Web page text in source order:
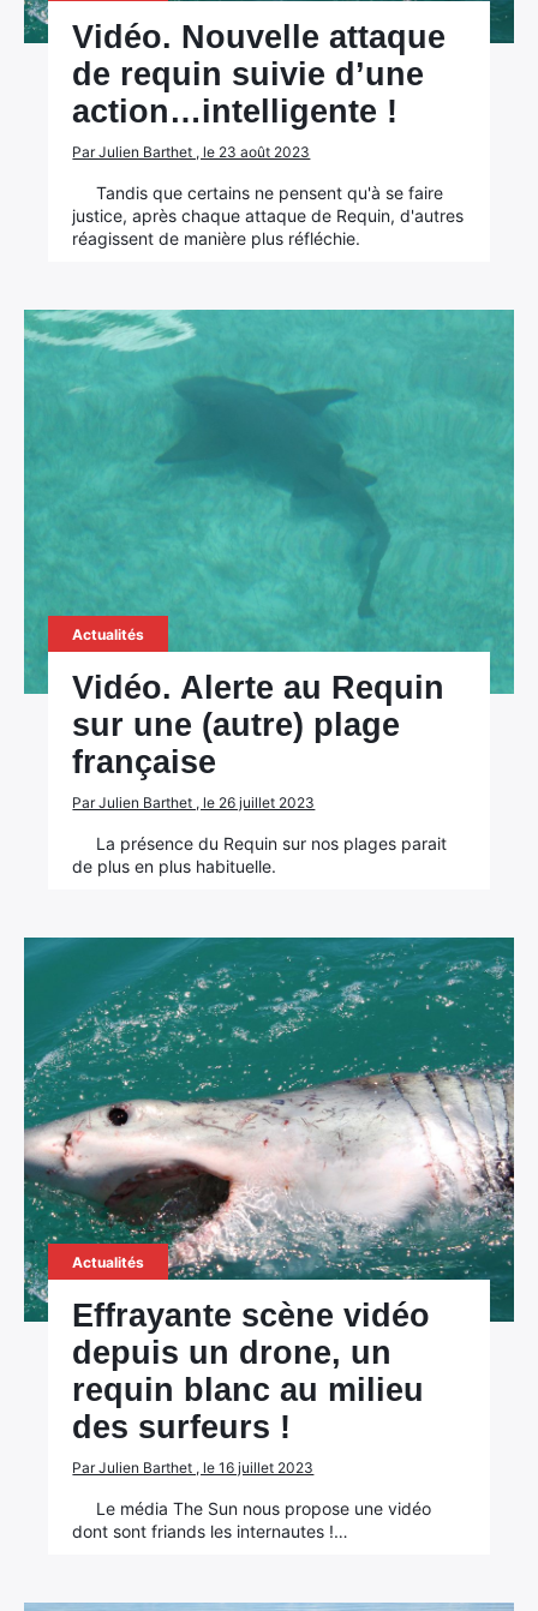
Vidéo. Nouvelle attaque
de requin suivie d’une
action…intelligente !
Par Julien Barthet , le 23 août 2023
Tandis que certains ne pensent qu'à se faire
justice, après chaque attaque de Requin, d'autres
réagissent de manière plus réfléchie.
Actualités
Vidéo. Alerte au Requin
sur une (autre) plage
française
Par Julien Barthet , le 26 juillet 2023
La présence du Requin sur nos plages parait
de plus en plus habituelle.
Actualités
Effrayante scène vidéo
depuis un drone, un
requin blanc au milieu
des surfeurs !
Par Julien Barthet , le 16 juillet 2023
Le média The Sun nous propose une vidéo
dont sont friands les internautes !…